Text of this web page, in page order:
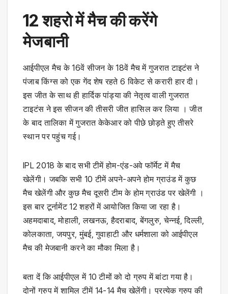
12 शहरो में मैच की करेंगे
मेजबानी
आईपीएल मैच के 16वें सीजन के 18वें मैच में गुजरात टाइटंस ने
पंजाब किंग्स को एक गेंद शेष रहते 6 विकेट से करारी हार दी।
इस जीत के साथ ही हार्दिक पांड्या की नेतृत्व वाली गुजरात
टाइटंस ने इस सीजन की तीसरी जीत हासिल कर लिया । जीत
के बाद तालिका में गुजरात केकेआर को पीछे छोड़ते हुए तीसरे
स्थान पर पहुंच गई।
IPL 2018 के बाद सभी टीमें होम-एंड-अवे फॉर्मेट में मैच
खेलेंगी। जबकि सभी 10 टीमें अपने-अपने होम ग्राउंड में कुछ
मैच खेलेंगी और कुछ मैच दूसरी टीम के होम ग्राउंड पर खेलेंगी ।
इस बार टूर्नामेंट 12 शहरों में आयोजित किया जा रहा है।
अहमदाबाद, मोहाली, लखनऊ, हैदराबाद, बेंगलुरु, चेन्नई, दिल्ली,
कोलकाता, जयपुर, मुंबई, गुवाहाटी और धर्मशाला को आईपीएल
मैच की मेजबानी करने का मौका मिला है।
बता दें कि आईपीएल में 10 टीमों को दो ग्रुप में बांटा गया है।
दोनों ग्रुप में शामिल टीमें 14-14 मैच खेलेंगी। प्रत्येक ग्रुप की